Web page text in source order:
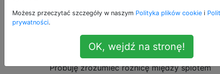
6
Różnica między splotem a
korelacją krzyżową z punktu
widzenia analizy sygnału
Próbuję zrozumieć różnicę między splotem
Możesz przeczytać szczegóły w naszym Polityka plików cookie i
prywatności.
OK, wejdź na stronę!